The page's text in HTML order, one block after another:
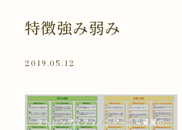
特徴強み弱み
2019.05.12